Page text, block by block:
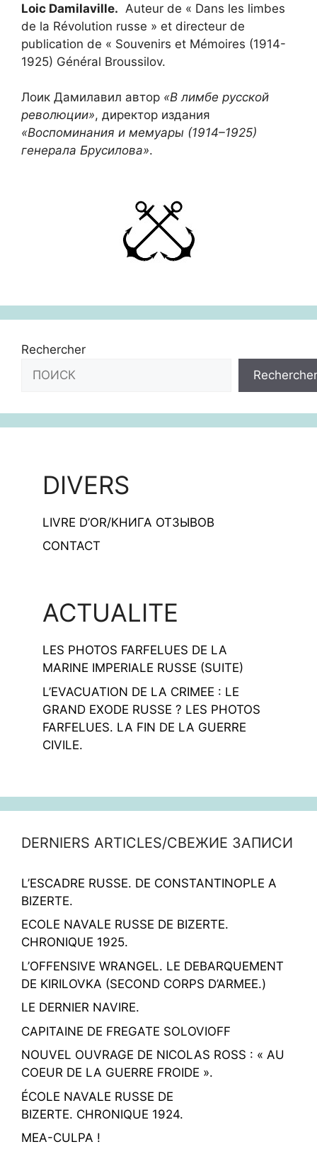
Loic Damilaville. Auteur de « Dans les limbes
de la Révolution russe » et directeur de
publication de « Souvenirs et Mémoires (1914-
1925) Général Broussilov.
Лоик Дамилавил автор «В лимбе русской
революции», директор издания
«Воспоминания и мемуары (1914–1925)
генерала Брусилова».
Rechercher
Rechercher
DIVERS
LIVRE D’OR/КНИГА ОТЗЫВОВ
CONTACT
ACTUALITE
LES PHOTOS FARFELUES DE LA
MARINE IMPERIALE RUSSE (SUITE)
L’EVACUATION DE LA CRIMEE : LE
GRAND EXODE RUSSE ? LES PHOTOS
FARFELUES. LA FIN DE LA GUERRE
CIVILE.
DERNIERS ARTICLES/СВЕЖИЕ ЗАПИСИ
L’ESCADRE RUSSE. DE CONSTANTINOPLE A
BIZERTE.
ECOLE NAVALE RUSSE DE BIZERTE.
CHRONIQUE 1925.
L’OFFENSIVE WRANGEL. LE DEBARQUEMENT
DE KIRILOVKA (SECOND CORPS D’ARMEE.)
LE DERNIER NAVIRE.
CAPITAINE DE FREGATE SOLOVIOFF
NOUVEL OUVRAGE DE NICOLAS ROSS : « AU
COEUR DE LA GUERRE FROIDE ».
ÉCOLE NAVALE RUSSE DE
BIZERTE. CHRONIQUE 1924.
MEA-CULPA !